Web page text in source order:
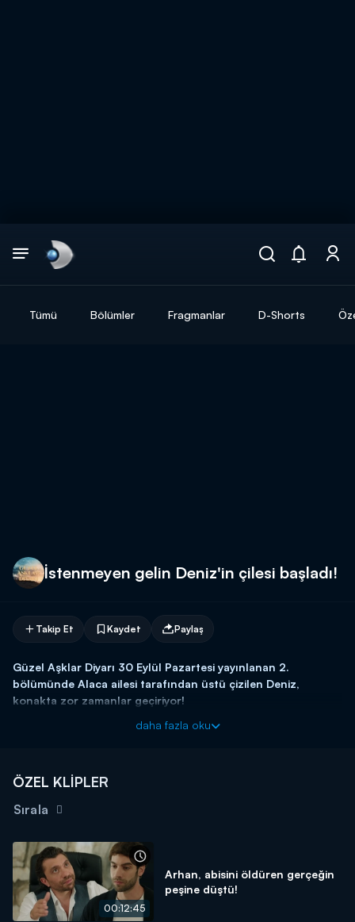
Tümü Bölümler Fragmanlar D-Shorts
İstenmeyen gelin Deniz'in çilesi başladı!
Takip Et Kaydet Paylaş
Güzel Aşklar Diyarı 30 Eylül Pazartesi yayınlanan 2.
bölümünde Alaca ailesi tarafından üstü çizilen Deniz,
konakta zor zamanlar geçiriyor!
Güzel Aşklar Diyarı yeni bölümleriyle Kanal D'de!
daha fazla oku
ÖZEL KLİPLER
Sırala
00:12:45
Arhan, abisini öldüren gerçeğin
peşine düştü!